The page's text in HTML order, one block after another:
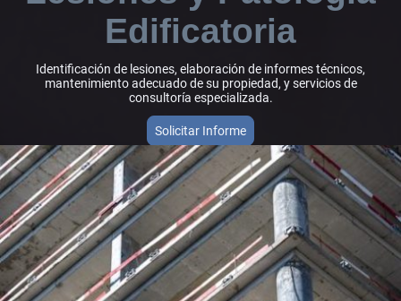
Edificatoria
Identificación de lesiones, elaboración de informes técnicos,
mantenimiento adecuado de su propiedad, y servicios de
consultoría especializada.
Solicitar Informe